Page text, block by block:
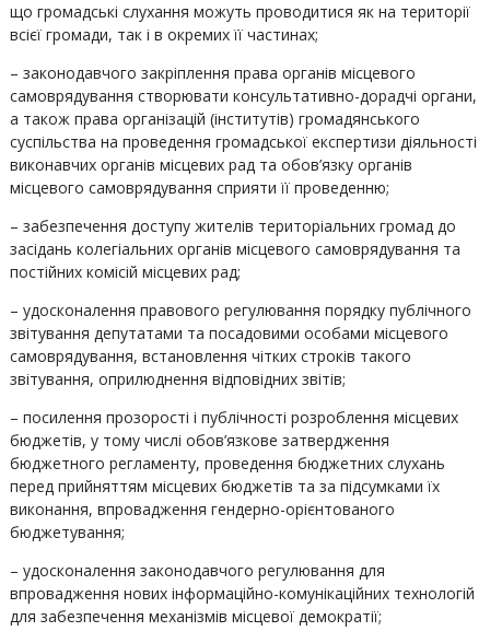
що громадські слухання можуть проводитися як на території
всієї громади, так і в окремих її частинах;
– законодавчого закріплення права органів місцевого
самоврядування створювати консультативно-дорадчі органи,
а також права організацій (інститутів) громадянського
суспільства на проведення громадської експертизи діяльності
виконавчих органів місцевих рад та обов’язку органів
місцевого самоврядування сприяти її проведенню;
– забезпечення доступу жителів територіальних громад до
засідань колегіальних органів місцевого самоврядування та
постійних комісій місцевих рад;
– удосконалення правового регулювання порядку публічного
звітування депутатами та посадовими особами місцевого
самоврядування, встановлення чітких строків такого
звітування, оприлюднення відповідних звітів;
– посилення прозорості і публічності розроблення місцевих
бюджетів, у тому числі обов’язкове затвердження
бюджетного регламенту, проведення бюджетних слухань
перед прийняттям місцевих бюджетів та за підсумками їх
виконання, впровадження гендерно-орієнтованого
бюджетування;
– удосконалення законодавчого регулювання для
впровадження нових інформаційно-комунікаційних технологій
для забезпечення механізмів місцевої демократії;